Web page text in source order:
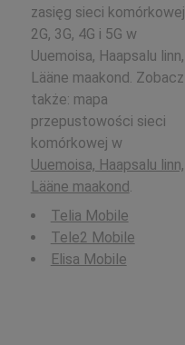
zasięg sieci komórkowej
2G, 3G, 4G i 5G w
Uuemoisa, Haapsalu linn,
Lääne maakond. Zobacz
także: mapa
przepustowości sieci
komórkowej w
Uuemoisa, Haapsalu linn,
Lääne maakond.
Telia Mobile
Tele2 Mobile
Elisa Mobile